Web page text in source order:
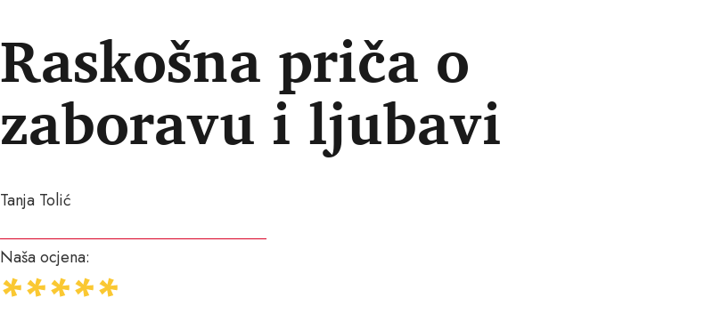
Raskošna priča o
zaboravu i ljubavi
Tanja Tolić
Naša ocjena: